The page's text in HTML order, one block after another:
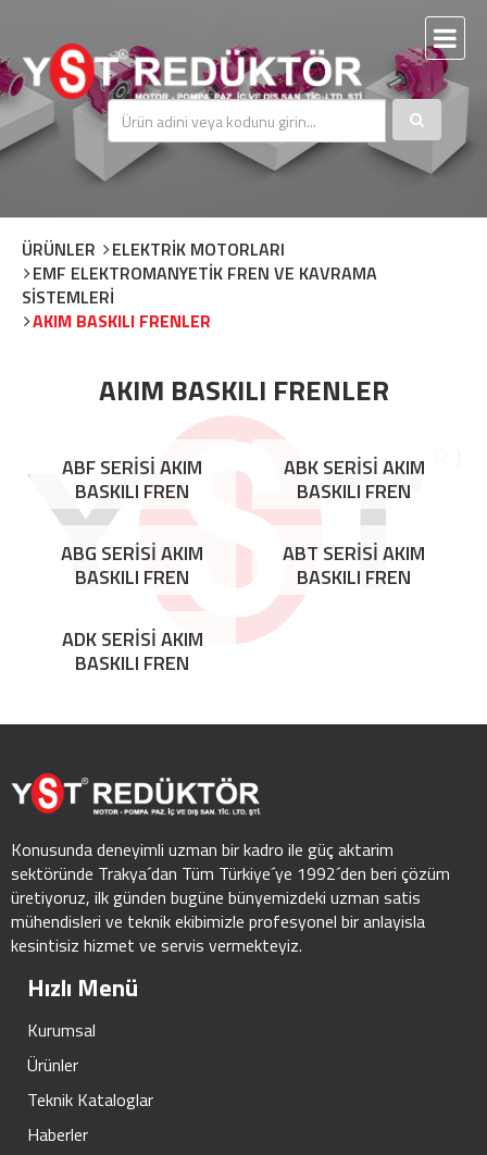
ÜRÜNLER
ELEKTRİK MOTORLARI
EMF ELEKTROMANYETİK FREN VE KAVRAMA
SİSTEMLERİ
AKIM BASKILI FRENLER
AKIM BASKILI FRENLER
ABF SERİSİ AKIM
BASKILI FREN
ABK SERİSİ AKIM
BASKILI FREN
ABG SERİSİ AKIM
BASKILI FREN
ABT SERİSİ AKIM
BASKILI FREN
ADK SERİSİ AKIM
BASKILI FREN
Konusunda deneyimli uzman bir kadro ile güç aktarim
sektöründe Trakya´dan Tüm Türkiye´ye 1992´den beri çözüm
üretiyoruz, ilk günden bugüne bünyemizdeki uzman satis
mühendisleri ve teknik ekibimizle profesyonel bir anlayisla
kesintisiz hizmet ve servis vermekteyiz.
Hızlı Menü
Kurumsal
Ürünler
Teknik Kataloglar
Haberler